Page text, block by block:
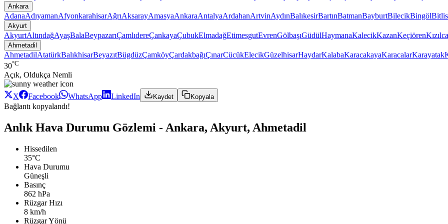
Ankara
AdanaAdıyamanAfyonkarahisarAğrıAksarayAmasyaAnkaraAntalyaArdahanArtvinAydınBalıkesirBartınBatmanBayburtBilecikBingölBitlis
Akyurt
AkyurtAltındağAyaşBalaBeypazarıÇamlıdereÇankayaÇubukElmadağEtimesgutEvrenGölbaşıGüdülHaymanaKalecikKazanKeçiören
Ahmetadil
AhmetadilAtatürkBalıkhisarBeyazıtBügdüzÇamköyÇardakbağıÇınarCücükElecikGüzelhisarHaydarKalabaKaracakayaKaracalarKarayatak
30°C
Açık, Oldukça Nemli
X Facebook WhatsApp LinkedIn Kaydet Kopyala
Bağlantı kopyalandı!
Anlık Hava Durumu Gözlemi - Ankara, Akyurt, Ahmetadil
Hissedilen
35°C
Hava Durumu
Güneşli
Basınç
862 hPa
Rüzgar Hızı
8 km/h
Rüzgar Yönü